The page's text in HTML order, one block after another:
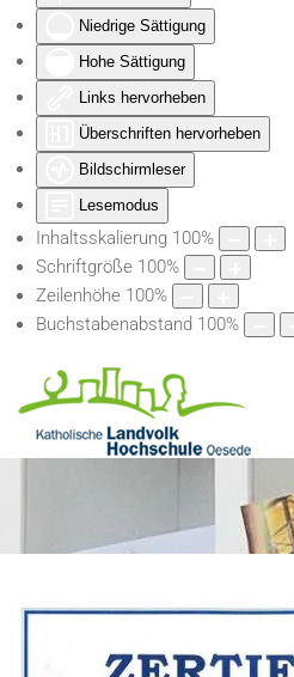
Niedrige Sättigung
Hohe Sättigung
Links hervorheben
Überschriften hervorheben
Bildschirmleser
Lesemodus
Inhaltsskalierung 100%
Schriftgröße 100%
Zeilenhöhe 100%
Buchstabenabstand 100%